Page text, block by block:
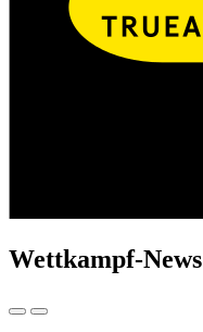
Wettkampf-News